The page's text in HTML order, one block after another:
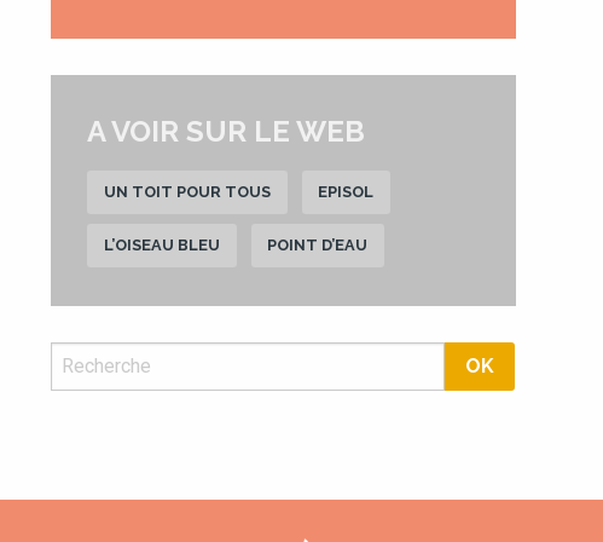
A VOIR SUR LE WEB
UN TOIT POUR TOUS EPISOL
L’OISEAU BLEU POINT D’EAU